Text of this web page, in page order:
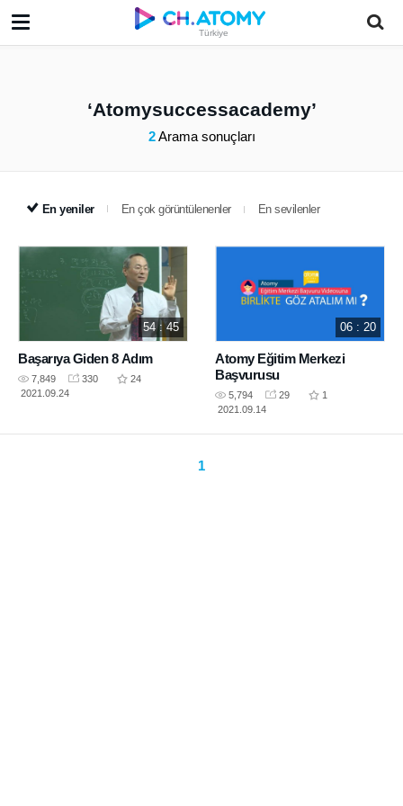
Türkiye
Atomysuccessacademy
2Arama sonuçları
En yeniler En çok görüntülenenler En sevilenler
54 : 45
Başarıya Giden 8 Adım
7,849 330
24
2021.09.24
06 : 20
Atomy Eğitim Merkezi
Başvurusu
5,794 29
1
2021.09.14
1